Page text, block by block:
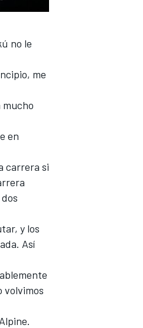
no le
me
mucho
en
carrera si
y los
Así
volvimos
Alpine.